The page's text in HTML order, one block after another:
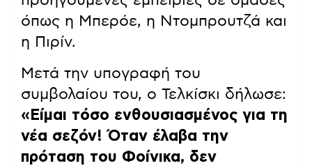
όπως η Μπερόε, η Ντομπρουτζά και
η Πιρίν.
Μετά την υπογραφή του
συμβολαίου του, ο Τελκίσκι δήλωσε:
«Είμαι τόσο ενθουσιασμένος για τη
νέα σεζόν! Όταν έλαβα την
πρόταση του Φοίνικα, δεν